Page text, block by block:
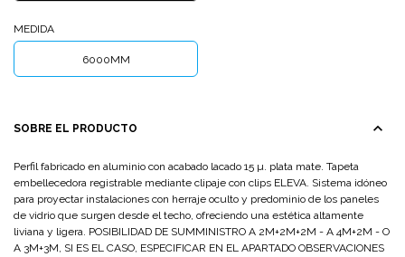
MEDIDA
6000MM
expand_less
SOBRE EL PRODUCTO
Perfil fabricado en aluminio con acabado lacado 15 µ. plata mate. Tapeta
embellecedora registrable mediante clipaje con clips ELEVA. Sistema idóneo
para proyectar instalaciones con herraje oculto y predominio de los paneles
de vidrio que surgen desde el techo, ofreciendo una estética altamente
liviana y ligera. POSIBILIDAD DE SUMMINISTRO A 2M+2M+2M - A 4M+2M - O
A 3M+3M, SI ES EL CASO, ESPECIFICAR EN EL APARTADO OBSERVACIONES